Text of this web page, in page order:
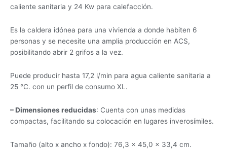
caliente sanitaria y 24 Kw para calefacción.
Es la caldera idónea para una vivienda a donde habiten 6
personas y se necesite una amplia producción en ACS,
posibilitando abrir 2 grifos a la vez.
Puede producir hasta 17,2 l/min para agua caliente sanitaria a
25 °C. con un perfil de consumo XL.
– Dimensiones reducidas: Cuenta con unas medidas
compactas, facilitando su colocación en lugares inverosímiles.
Tamaño (alto x ancho x fondo): 76,3 × 45,0 × 33,4 cm.